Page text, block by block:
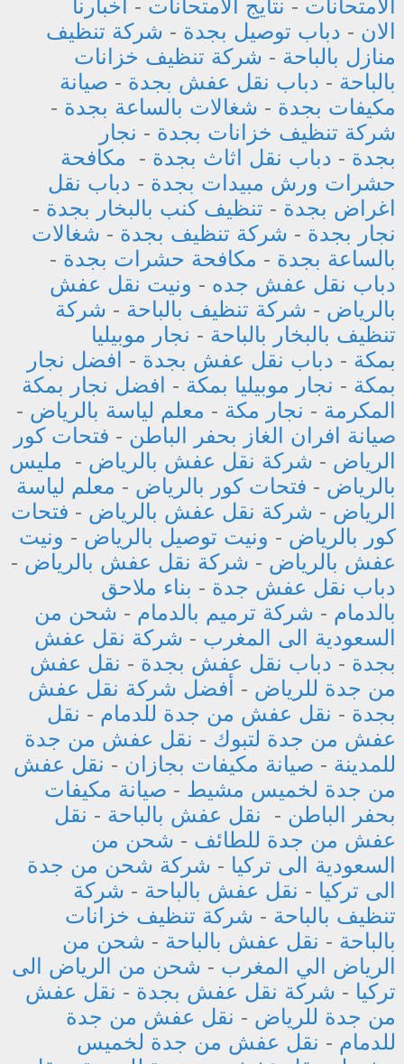
الامتحانات - نتايج الامتحانات -
اخبارنا
الان - دباب توصيل بجدة - شركة تنظيف
منازل بالباحة - شركة تنظيف خزانات
بالباحة - دباب نقل عفش بجدة - صيانة
مكيفات بجدة - شغالات بالساعة بجدة -
شركة تنظيف خزانات بجدة - نجار
بجدة - دباب نقل اثاث بجدة - مكافحة
حشرات ورش مبيدات بجدة - دباب نقل
اغراض بجدة - تنظيف كنب بالبخار بجدة -
نجار بجدة - شركة تنظيف بجدة - شغالات
بالساعة بجدة - مكافحة حشرات بجدة -
دباب نقل عفش جده - ونيت نقل عفش
بالرياض - شركة تنظيف بالباحة - شركة
تنظيف بالبخار بالباحة - نجار موبيليا
بمكة - دباب نقل عفش بجدة - افضل نجار
بمكة - نجار موبيليا بمكة - افضل نجار بمكة
المكرمة - نجار مكة - معلم لياسة بالرياض -
صيانة افران الغاز بحفر الباطن - فتحات كور
الرياض - شركة نقل عفش بالرياض - مليس
بالرياض - فتحات كور بالرياض - معلم لياسة
الرياض - شركة نقل عفش بالرياض - فتحات
كور بالرياض - ونيت توصيل بالرياض - ونيت
عفش بالرياض - شركة نقل عفش بالرياض -
دباب نقل عفش جدة - بناء ملاحق
بالدمام - شركة ترميم بالدمام - شحن من
السعودية الى المغرب - شركة نقل عفش
بجدة - دباب نقل عفش بجدة - نقل عفش
من جدة للرياض - أفضل شركة نقل عفش
بجدة - نقل عفش من جدة للدمام - نقل
عفش من جدة لتبوك - نقل عفش من جدة
للمدينة - صيانة مكيفات بجازان - نقل عفش
من جدة لخميس مشيط - صيانة مكيفات
بحفر الباطن - نقل عفش بالباحة - نقل
عفش من جدة للطائف - شحن من
السعودية الى تركيا - شركة شحن من جدة
الى تركيا - نقل عفش بالباحة - شركة
تنظيف بالباحة - شركة تنظيف خزانات
بالباحة - نقل عفش بالباحة - شحن من
الرياض الي المغرب - شحن من الرياض الى
تركيا - شركة نقل عفش بجدة - نقل عفش
من جدة للرياض - نقل عفش من جدة
للدمام - نقل عفش من جدة لخميس